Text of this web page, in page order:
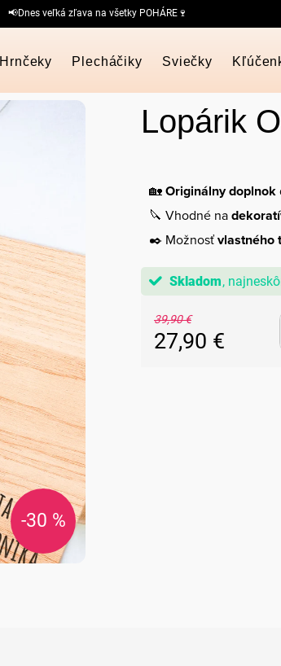
📢Dnes veľká zľava na všetky POHÁRE🍷
Hrnčeky Plecháčiky Sviečky
-30 %
Lopárik
🏡Originálny doplnok
🔪 Vhodné na
✒️ Možnosťvlastného
Skladom
39,90 €
27,90 €